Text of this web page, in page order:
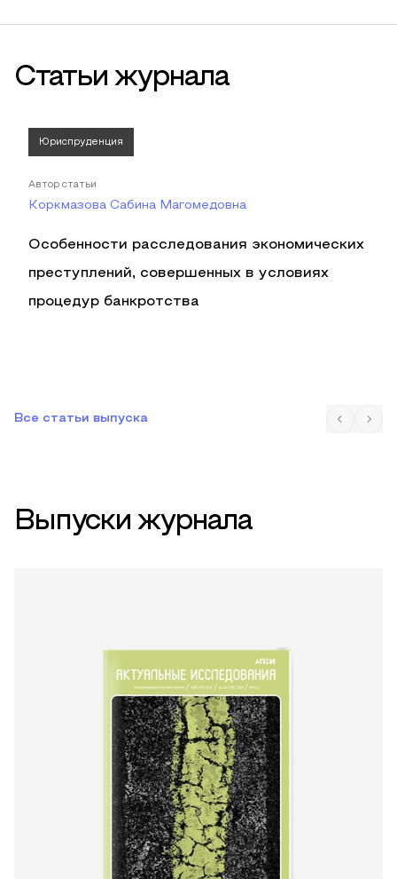
Статьи журнала
Юриспруденция
Автор статьи
Коркмазова Сабина Магомедовна
Особенности расследования экономических
преступлений, совершенных в условиях
процедур банкротства
Все статьи выпуска
Выпуски журнала